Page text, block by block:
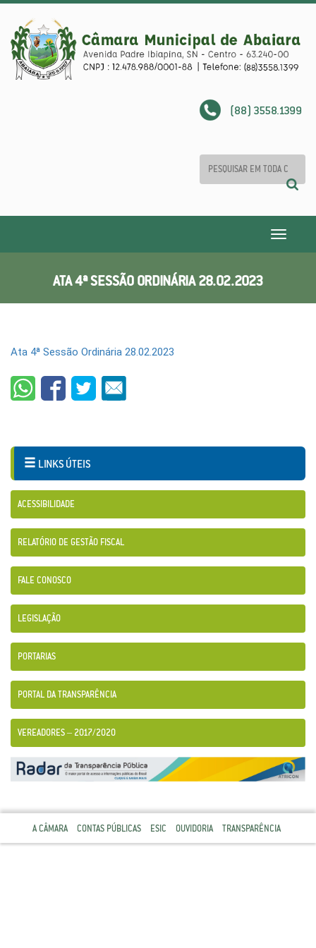
(88) 3558.1399
Toggle
ATA 4ª SESSÃO ORDINÁRIA 28.02.2023
Ata 4ª Sessão Ordinária 28.02.2023
LINKS ÚTEIS
ACESSIBILIDADE
RELATÓRIO DE GESTÃO FISCAL
FALE CONOSCO
LEGISLAÇÃO
PORTARIAS
PORTAL DA TRANSPARÊNCIA
VEREADORES – 2017/2020
A CÂMARA CONTAS PÚBLICAS ESIC OUVIDORIA TRANSPARÊNCIA